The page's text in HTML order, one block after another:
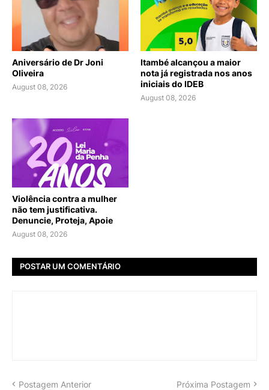
Aniversário de Dr Joni
Oliveira
August 08, 2026
Itambé alcançou a maior
nota já registrada nos anos
iniciais do IDEB
August 08, 2026
Violência contra a mulher
não tem justificativa.
Denuncie, Proteja, Apoie
August 08, 2026
POSTAR UM COMENTÁRIO
Postagem Anterior Próxima Postagem